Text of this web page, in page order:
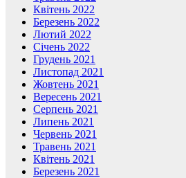
Квітень 2022
Березень 2022
Лютий 2022
Січень 2022
Грудень 2021
Листопад 2021
Жовтень 2021
Вересень 2021
Серпень 2021
Липень 2021
Червень 2021
Травень 2021
Квітень 2021
Березень 2021